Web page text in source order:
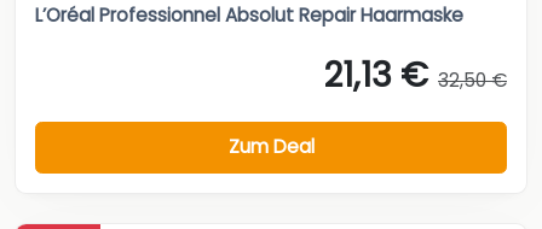
L’Oréal Professionnel Absolut Repair Haarmaske
21,13 € 32,50 €
Zum Deal